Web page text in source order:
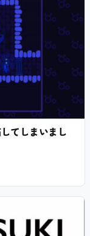
てしまいまし